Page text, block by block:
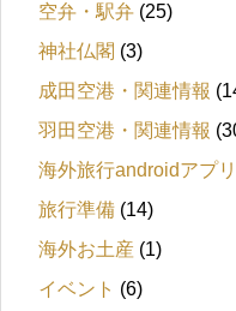
空弁・駅弁 (25)
神社仏閣 (3)
成田空港・関連情報
羽田空港・関連情報
海外旅行androidアプリ
旅行準備 (14)
海外お土産 (1)
イベント (6)